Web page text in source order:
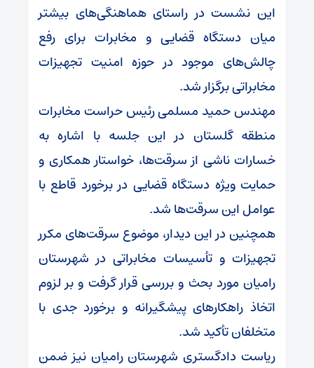
این نشست در راستای هماهنگی‌های بیشتر
میان دستگاه قضایی و مخابرات برای رفع
چالش‌های موجود در حوزه امنیت تجهیزات
مخابراتی برگزار شد.
مهندس حمید مسلمی رئیس حراست مخابرات
منطقه گلستان در این جلسه با اشاره به
خسارات ناشی از سرقت‌ها، خواستار همکاری و
حمایت ویژه دستگاه قضایی در برخورد قاطع با
عوامل این سرقت‌ها شد.
همچنین در این دیدار، موضوع سرقت‌های مکرر
تجهیزات و تأسیسات مخابراتی در شهرستان
رامیان مورد بحث و بررسی قرار گرفت و بر لزوم
اتخاذ راهکارهای پیشگیرانه و برخورد جدی با
متخلفان تأکید شد.
ریاست دادگستری شهرستان رامیان نیز ضمن